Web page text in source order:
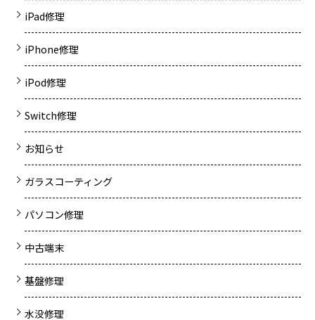
iPad修理
iPhone修理
iPod修理
Switch修理
お知らせ
ガラスコーティング
パソコン修理
中古端末
基盤修理
水没修理